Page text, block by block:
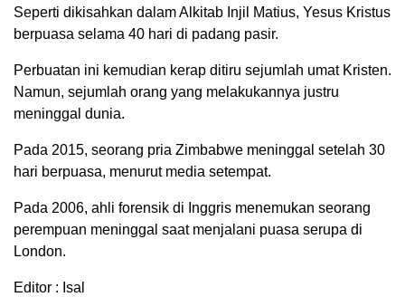
Seperti dikisahkan dalam Alkitab Injil Matius, Yesus Kristus
berpuasa selama 40 hari di padang pasir.
Perbuatan ini kemudian kerap ditiru sejumlah umat Kristen.
Namun, sejumlah orang yang melakukannya justru
meninggal dunia.
Pada 2015, seorang pria Zimbabwe meninggal setelah 30
hari berpuasa, menurut media setempat.
Pada 2006, ahli forensik di Inggris menemukan seorang
perempuan meninggal saat menjalani puasa serupa di
London.
Editor : Isal